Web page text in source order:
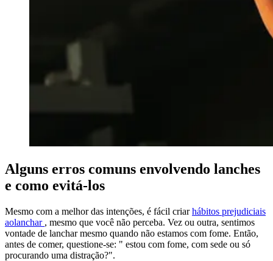
Alguns erros comuns envolvendo lanches
e como evitá-los
Mesmo com a melhor das intenções, é fácil criarhábitos prejudiciais
aolanchar , mesmo que você não perceba. Vez ou outra, sentimos
vontade de lanchar mesmo quando não estamos com fome. Então,
antes de comer, questione-se: " estou com fome, com sede ou só
procurando uma distração?".